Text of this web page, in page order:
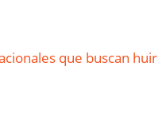
que buscan huir